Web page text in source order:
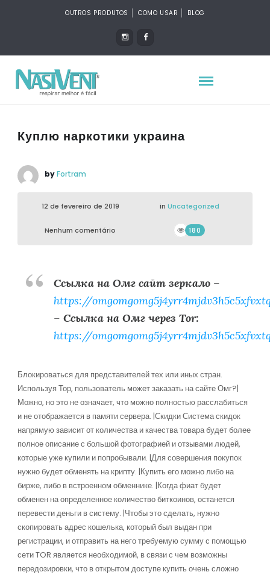
OUTROS PRODUTOS COMO USAR BLOG
Куплю наркотики украина
byFortram
12 de fevereiro de 2019 in Uncategorized
Nenhum comentário 180
Ссылка на Омг сайт зеркало–
https://
– Ссылка на Омг через Tor:
https://
Блокироваться для представителей тех или иных стран.
Используя Тор, пользователь может заказать на сайте Омг?|
Можно, но это не означает, что можно полностью расслабиться
и не отображается в памяти сервера. |Скидки Система скидок
напрямую зависит от количества и качества товара будет более
полное описание с большой фотографией и отзывами людей,
которые уже купили и попробывали. |Для совершения покупок
нужно будет обменять на крипту. |Купить его можно либо на
бирже, либо в встроенном обменнике. |Когда фиат будет
обменен на определенное количество биткоинов, останется
перевести деньги в систему. |Чтобы это сделать, нужно
скопировать адрес кошелька, который был выдан при
регистрации, и отправить на него требуемую сумму с помощью
сети TOR является необходимой, в связи с чем возможны
передозировки, что в открытом доступе купить очень сложно